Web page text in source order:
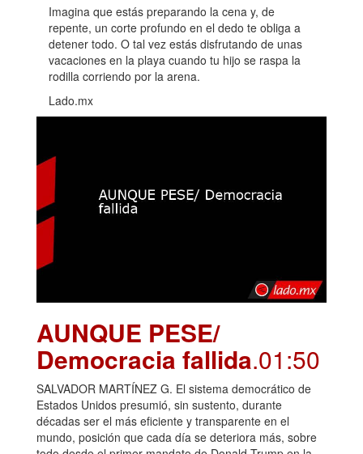
Imagina que estás preparando la cena y, de
repente, un corte profundo en el dedo te obliga a
detener todo. O tal vez estás disfrutando de unas
vacaciones en la playa cuando tu hijo se raspa la
rodilla corriendo por la arena.
Lado.mx
AUNQUE PESE/
Democracia fallida.01:50
SALVADOR MARTÍNEZ G. El sistema democrático de
Estados Unidos presumió, sin sustento, durante
décadas ser el más eficiente y transparente en el
mundo, posición que cada día se deteriora más, sobre